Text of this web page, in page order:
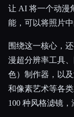
让 AI 将一个动漫
能，可以将照片
围绕这一核心，
漫超分辨率工具
色）制作器，以
和像素艺术等各
100 种风格滤镜